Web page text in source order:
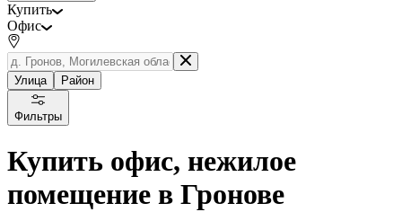
Купить
Офис
Улица Район
Фильтры
Купить офис, нежилое
помещение в Гронове